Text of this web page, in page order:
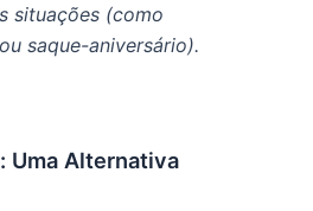
situações (como
saque-aniversário).
Uma Alternativa